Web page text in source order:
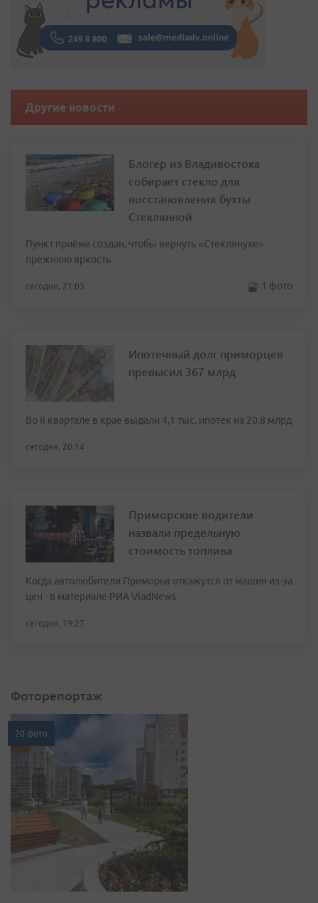
Другие новости
Блогер из Владивостока
собирает стекло для
восстановления бухты
Стеклянной
Пункт приёма создан, чтобы вернуть «Стеклянухе»
прежнюю яркость
сегодня, 21:03 1 фото
Ипотечный долг приморцев
превысил 367 млрд
Во II квартале в крае выдали 4,1 тыс. ипотек на 20,8 млрд
сегодня, 20:14
Приморские водители
назвали предельную
стоимость топлива
Когда автолюбители Приморья откажутся от машин из-за
цен - в материале РИА VladNews
сегодня, 19:27
Фоторепортаж
20 фото